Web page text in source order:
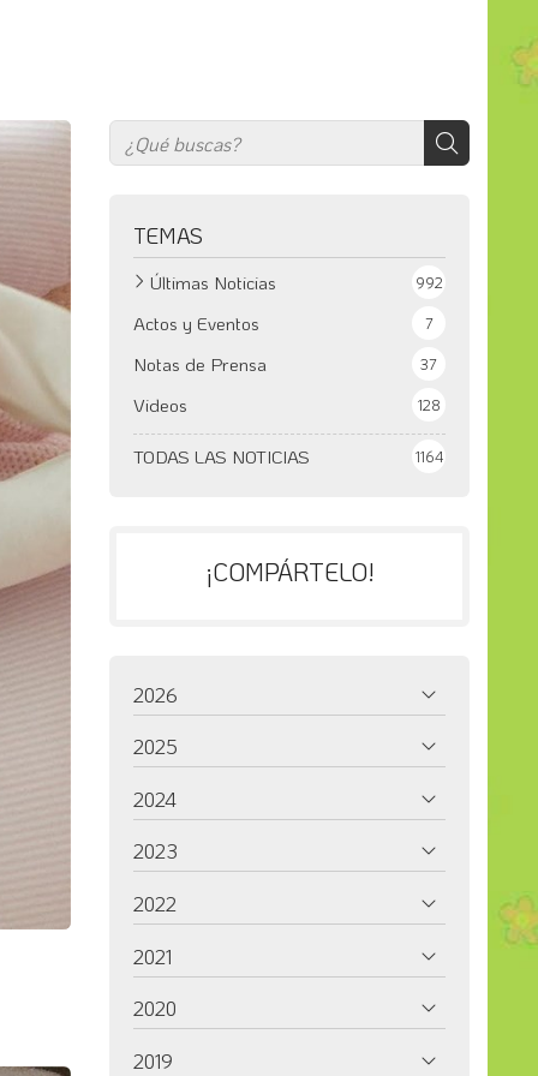
TEMAS
TODAS LAS NOTICIAS 1164
Últimas Noticias 992
Actos y Eventos 7
Notas de Prensa 37
Videos 128
¡COMPÁRTELO!
2026
2025
2024
2023
2022
2021
2020
2019